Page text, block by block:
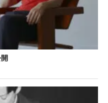
を公開